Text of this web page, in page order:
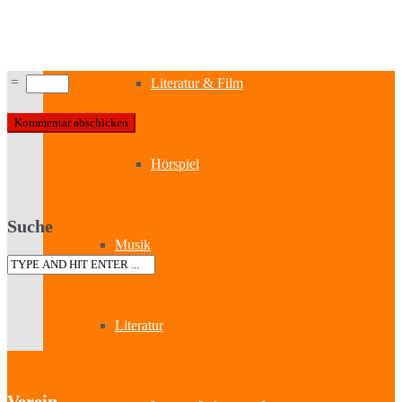
Literatur & Film
Hörspiel
Musik
Literatur
=
Suche